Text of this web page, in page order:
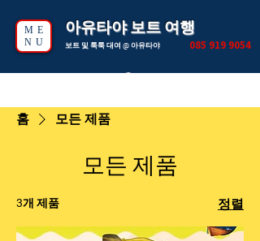
ME
NU
아유타야 보트 여행
보트 및 툭툭 대여 @ 아유타야 085 919 9054
홈 모든 제품
모든 제품
3개 제품 정렬